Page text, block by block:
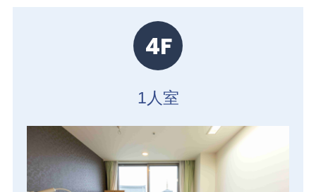
4F
1人室